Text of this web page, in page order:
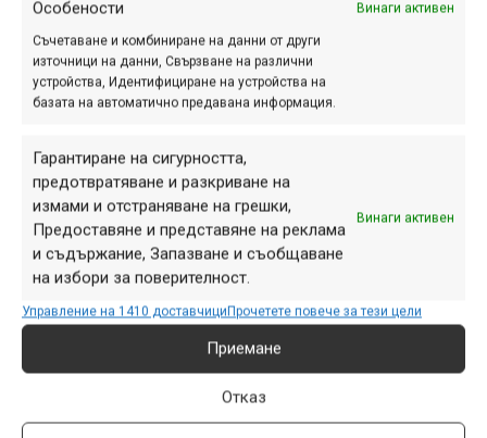
Особености Винаги активен
Съчетаване и комбиниране на данни от други
източници на данни, Свързване на различни
устройства, Идентифициране на устройства на
базата на автоматично предавана информация.
Гарантиране на сигурността,
предотвратяване и разкриване на
измами и отстраняване на грешки,
Предоставяне и представяне на реклама
и съдържание, Запазване и съобщаване
на избори за поверителност.
Винаги активен
Управление на 1410 доставчициПрочетете повече за тези цели
Приемане
Отказ
Андреев (aplced), показващо три от
най-популярните пътеки там, ще ви
даде добра представа за терена и
карането в района.
aplced | Ела на
Сандански, ще е топло…
ян. 12, 2026 at 14:20.
Вижте актуалната обстановка по
пътеките над Сандански в това